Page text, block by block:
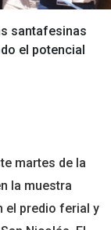
santafesinas
el potencial
martes de la
la muestra
el predio ferial y